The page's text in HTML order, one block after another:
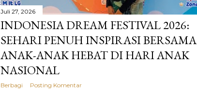
Juli 27, 2026
INDONESIA DREAM FESTIVAL 2026:
SEHARI PENUH INSPIRASI BERSAMA
ANAK-ANAK HEBAT DI HARI ANAK
NASIONAL
Berbagi Posting Komentar